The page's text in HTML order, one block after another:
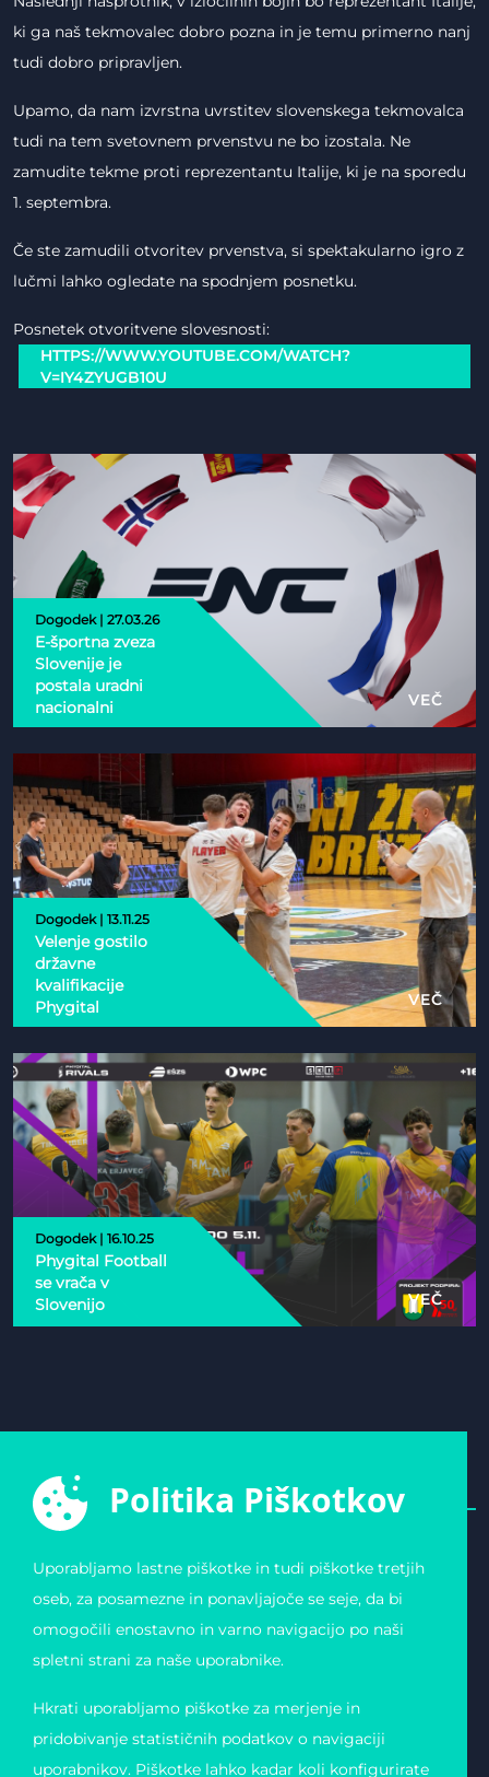
ki ga naš tekmovalec dobro pozna in je temu primerno nanj
tudi dobro pripravljen.
Upamo, da nam izvrstna uvrstitev slovenskega tekmovalca
tudi na tem svetovnem prvenstvu ne bo izostala. Ne
zamudite tekme proti reprezentantu Italije, ki je na sporedu
1. septembra.
Če ste zamudili otvoritev prvenstva, si spektakularno igro z
lučmi lahko ogledate na spodnjem posnetku.
Posnetek otvoritvene slovesnosti:
HTTPS://WWW.YOUTUBE.COM/WATCH?
V=IY4ZYUGB10U
Dogodek | 27.03.26
E-športna zveza
Slovenije je
postala uradni
nacionalni
partner Esports
Nations Cup 2026
VEČ
Dogodek | 13.11.25
Velenje gostilo
državne
kvalifikacije
Phygital
VEČ
Dogodek | 16.10.25
Phygital Football
se vrača v
Slovenijo
VEČ
SLOVENIJE
Zvezda 19
Slovenija
Matična številka:
4123026000
Davčna številka: 11823739
podatkov
Piškotki
Politika Piškotkov
Uporabljamo lastne piškotke in tudi piškotke tretjih
oseb, za posamezne in ponavljajoče se seje, da bi
omogočili enostavno in varno navigacijo po naši
spletni strani za naše uporabnike.
Hkrati uporabljamo piškotke za merjenje in
pridobivanje statističnih podatkov o navigaciji
uporabnikov. Piškotke lahko kadar koli konfigurirate